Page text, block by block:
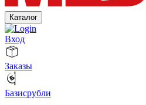
Каталог
Вход
Заказы
Базисрубли